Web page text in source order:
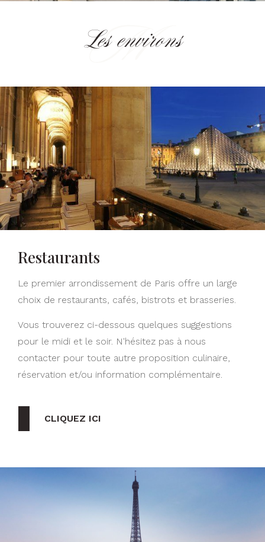
Les environs
Restaurants
Le premier arrondissement de Paris offre un large
choix de restaurants, cafés, bistrots et brasseries.
Vous trouverez ci-dessous quelques suggestions
pour le midi et le soir. N'hésitez pas à nous
contacter pour toute autre proposition culinaire,
réservation et/ou information complémentaire.
CLIQUEZ ICI